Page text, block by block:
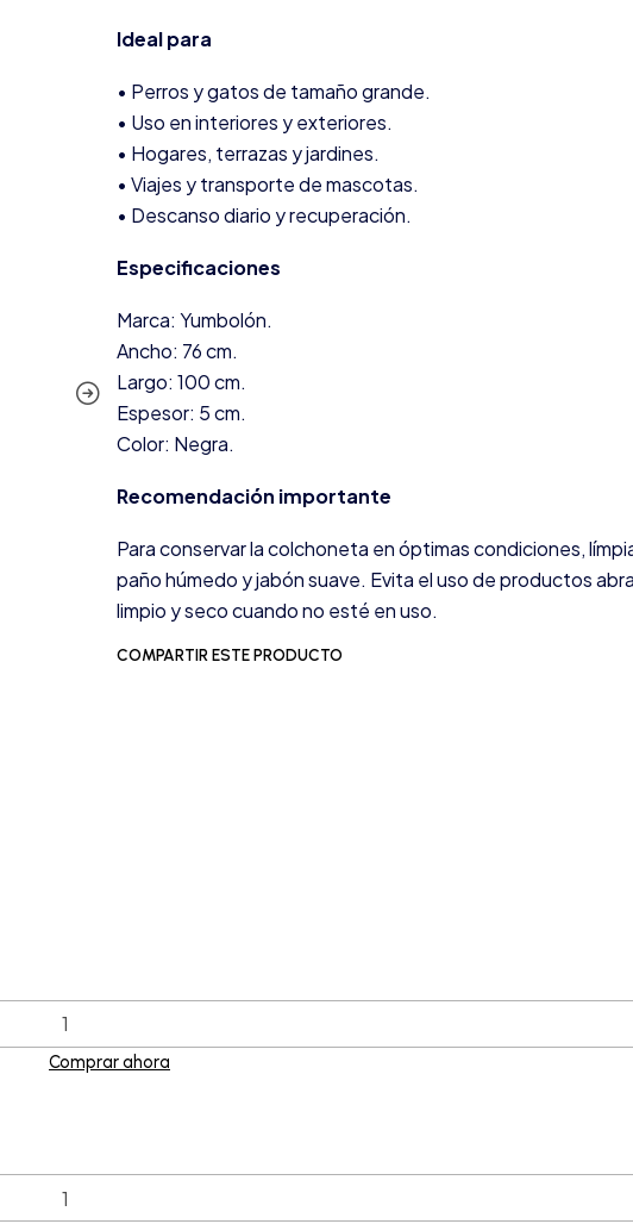
Ideal para
• Perros y gatos de tamaño grande.
• Uso en interiores y exteriores.
• Hogares, terrazas y jardines.
• Viajes y transporte de mascotas.
• Descanso diario y recuperación.
Especificaciones
Marca: Yumbolón.
Ancho: 76 cm.
Largo: 100 cm.
Espesor: 5 cm.
Color: Negra.
Recomendación importante
Para conservar la colchoneta en óptimas condiciones,
paño húmedo y jabón suave. Evita el uso de productos
limpio y seco cuando no esté en uso.
COMPARTIR ESTE PRODUCTO
Comprar ahora